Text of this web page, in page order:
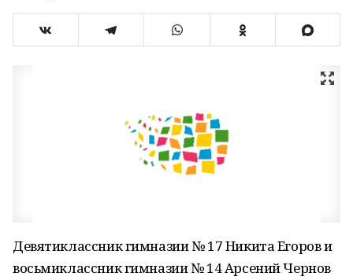
Девятиклассник гимназии № 17 Никита Егоров и
восьмиклассник гимназии № 14 Арсений Чернов